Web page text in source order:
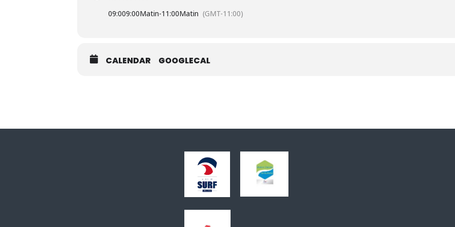
09:009:00Matin-11:00Matin (GMT-11:00)
CALENDAR GOOGLECAL